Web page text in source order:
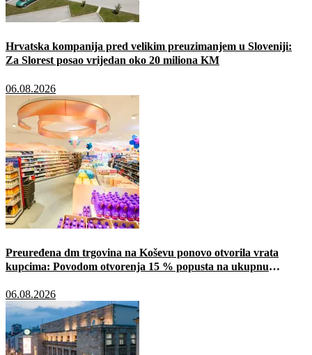
Hrvatska kompanija pred velikim preuzimanjem u Sloveniji:
Za Slorest posao vrijedan oko 20 miliona KM
06.08.2026
Preuređena dm trgovina na Koševu ponovo otvorila vrata
kupcima: Povodom otvorenja 15 % popusta na ukupnu
06.08.2026